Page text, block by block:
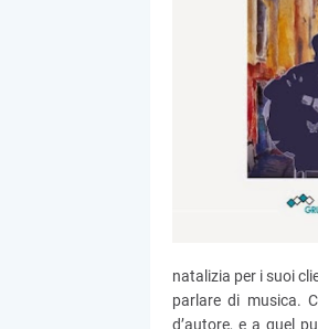
natalizia per i suoi
parlare di musica.
d’autore, e a quel